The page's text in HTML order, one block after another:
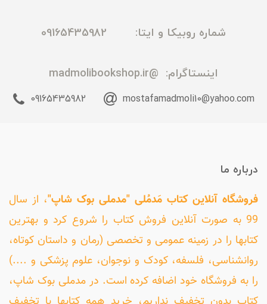
شماره روبیکا و ایتا: 09165435982
اینستاگرام: @madmolibookshop.ir
mostafamadmoli10@yahoo.com
09165435982
درباره ما
فروشگاه آنلاین کتاب مَدمُلی "مدملی بوک شاپ"، از سال
99 به صورت آنلاین فروش کتاب را شروع کرد و بهترین
کتابها را در زمینه عمومی و تخصصی (رمان و داستان کوتاه،
روانشناسی، فلسفه، کودک و نوجوان، علوم پزشکی و ....)
را به فروشگاه خود اضافه کرده است. در مدملی بوک شاپ،